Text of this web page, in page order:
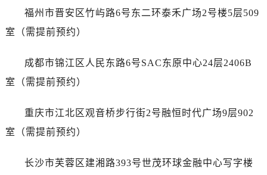
福州市晋安区竹屿路6号东二环泰禾广场2号楼5层509
室（需提前预约）
成都市锦江区人民东路6号SAC东原中心24层2406B
室（需提前预约）
重庆市江北区观音桥步行街2号融恒时代广场9层902
室（需提前预约）
长沙市芙蓉区建湘路393号世茂环球金融中心写字楼